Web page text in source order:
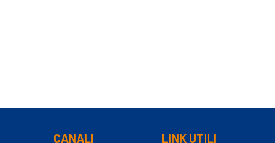
CANALI LINK UTILI